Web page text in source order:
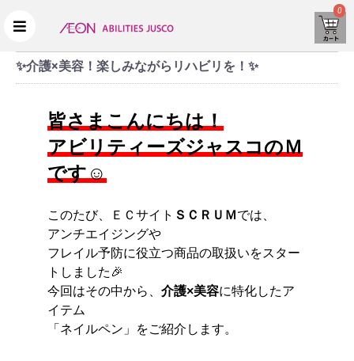
0
✨介護×美容！楽しみながらリハビリを！✨
皆さまこんにちは！
アビリティーズジャスコのＭ
です☺️
このたび、ＥＣサイト ＳＣＲＵＭでは、
アンチエイジングや
フレイル予防に役立つ商品の取扱いをスター
トしました🎉
今回はその中から、 介護×美容に特化したア
イテム
「ネイルペン」をご紹介します。